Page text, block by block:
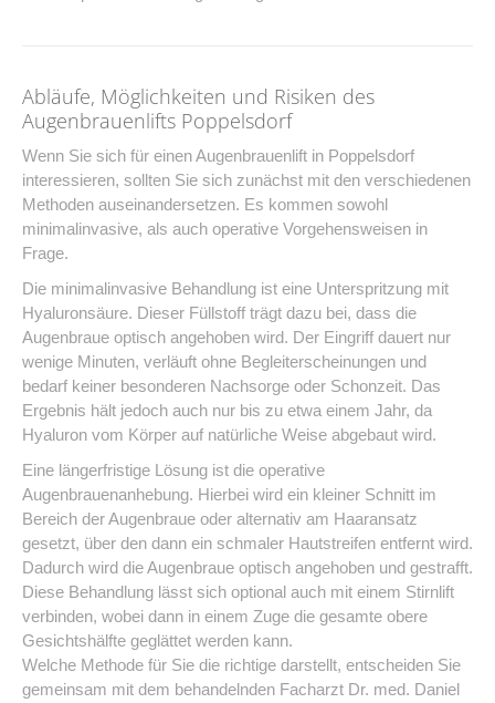
Abläufe, Möglichkeiten und Risiken des
Augenbrauenlifts Poppelsdorf
Wenn Sie sich für einen Augenbrauenlift in Poppelsdorf
interessieren, sollten Sie sich zunächst mit den verschiedenen
Methoden auseinandersetzen. Es kommen sowohl
minimalinvasive, als auch operative Vorgehensweisen in
Frage.
Die minimalinvasive Behandlung ist eine Unterspritzung mit
Hyaluronsäure. Dieser Füllstoff trägt dazu bei, dass die
Augenbraue optisch angehoben wird. Der Eingriff dauert nur
wenige Minuten, verläuft ohne Begleiterscheinungen und
bedarf keiner besonderen Nachsorge oder Schonzeit. Das
Ergebnis hält jedoch auch nur bis zu etwa einem Jahr, da
Hyaluron vom Körper auf natürliche Weise abgebaut wird.
Eine längerfristige Lösung ist die operative
Augenbrauenanhebung. Hierbei wird ein kleiner Schnitt im
Bereich der Augenbraue oder alternativ am Haaransatz
gesetzt, über den dann ein schmaler Hautstreifen entfernt wird.
Dadurch wird die Augenbraue optisch angehoben und gestrafft.
Diese Behandlung lässt sich optional auch mit einem Stirnlift
verbinden, wobei dann in einem Zuge die gesamte obere
Gesichtshälfte geglättet werden kann.
Welche Methode für Sie die richtige darstellt, entscheiden Sie
gemeinsam mit dem behandelnden Facharzt Dr. med. Daniel